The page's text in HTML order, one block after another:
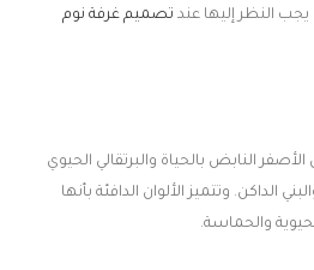
تصميم غرفة نوم
لعام 2024 تشمل الأصفر النابض بالحياة والبرتقالي الحيوي
الداكن. وتتميز الألوان الدافئة بأنها
والحماسة.